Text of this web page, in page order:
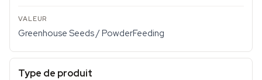
Greenhouse Seeds / PowderFeeding
Type de produit